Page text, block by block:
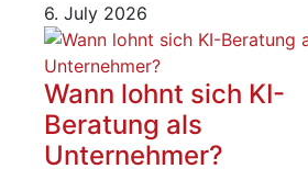
6. July 2026
Wann lohnt sich KI-
Beratung als
Unternehmer?